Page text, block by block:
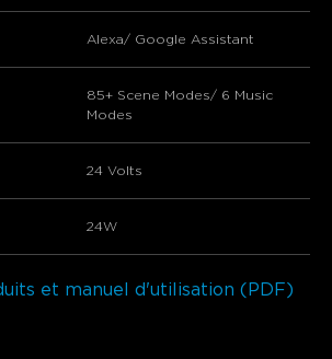
Alexa/ Google Assistant
85+ Scene Modes/ 6 Music
Modes
24 Volts
24W
et manuel d'utilisation (PDF)